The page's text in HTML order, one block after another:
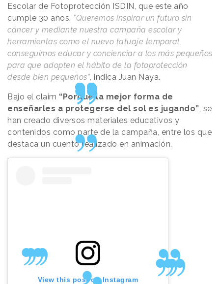
Escolar de Fotoprotección ISDIN, que este año
cumple 30 años. "Queremos inspirar un futuro sin
cáncer y mediante nuestra campaña escolar y
herramientas como el nuevo tatuaje temporal,
conseguimos educar y concienciar a los más pequeños
para que adopten el hábito de la fotoprotección
desde bien pequeños”, indica Juan Naya.
Bajo el claim “Porque la mejor forma de
enseñarles a protegerse del sol es jugando”, se
han creado diversos materiales educativos y
contenidos como parte de la campaña, entre los que
destaca un cuento realizado en animación.
View this post on Instagram